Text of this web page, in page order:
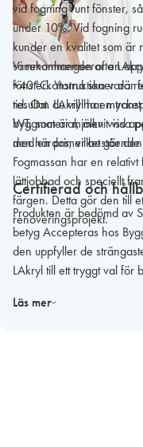
vid fogning runt fönster,
under 10%. Vid fogning
kunder en kvalitet som är
sammanhangen ofta
fönsterkonstruktioner där
tid. Om du vill ha en
WT, som är mjölkvit vid
den härdas, vilket gör
Vi rekommenderar en
+40°C. Ytorna ska vara
resultat. LAkryl har
byggmaterial, men vissa
med en primer
Fogmassan har en
lättjobbad och speciellt
färgen. Detta gör den till
renoveringsprojekt.
Certifierad och
Produkten är bedömd av
betyg Accepteras hos
den uppfyller de
LAkryl till ett tryggt val för
Läs mer